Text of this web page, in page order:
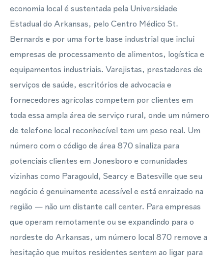
economia local é sustentada pela Universidade
Estadual do Arkansas, pelo Centro Médico St.
Bernards e por uma forte base industrial que inclui
empresas de processamento de alimentos, logística e
equipamentos industriais. Varejistas, prestadores de
serviços de saúde, escritórios de advocacia e
fornecedores agrícolas competem por clientes em
toda essa ampla área de serviço rural, onde um número
de telefone local reconhecível tem um peso real. Um
número com o código de área 870 sinaliza para
potenciais clientes em Jonesboro e comunidades
vizinhas como Paragould, Searcy e Batesville que seu
negócio é genuinamente acessível e está enraizado na
região — não um distante call center. Para empresas
que operam remotamente ou se expandindo para o
nordeste do Arkansas, um número local 870 remove a
hesitação que muitos residentes sentem ao ligar para